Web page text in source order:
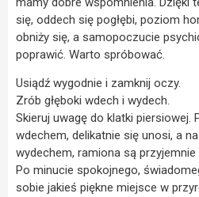
się, oddech się pogłębi, poziom
obniży się, a samopoczucie
poprawić. Warto spróbować.
Usiądź wygodnie i zamknij oczy.
Zrób głęboki wdech i wydech.
Skieruj uwagę do klatki piersiowej.
wdechem, delikatnie się unosi, a
wydechem, ramiona są przyjemnie
Po minucie spokojnego,
sobie jakieś piękne miejsce w